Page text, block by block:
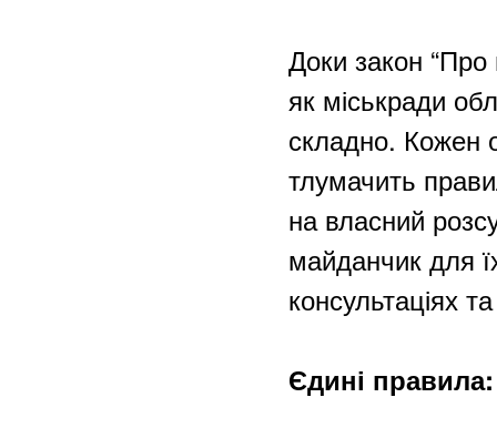
Доки закон “Про
як міськради
складно. Кожен
тлумачить
на власний
майданчик для
консультаціях
Єдині